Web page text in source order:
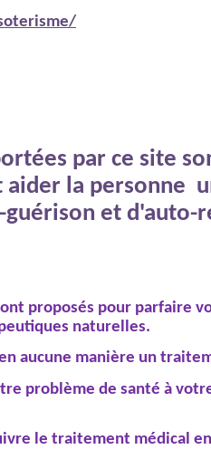
par ce site
aider la personne
guérison et d'auto-
proposés pour parfaire
naturelles.
aucune manière un
problème de santé à
le traitement médical